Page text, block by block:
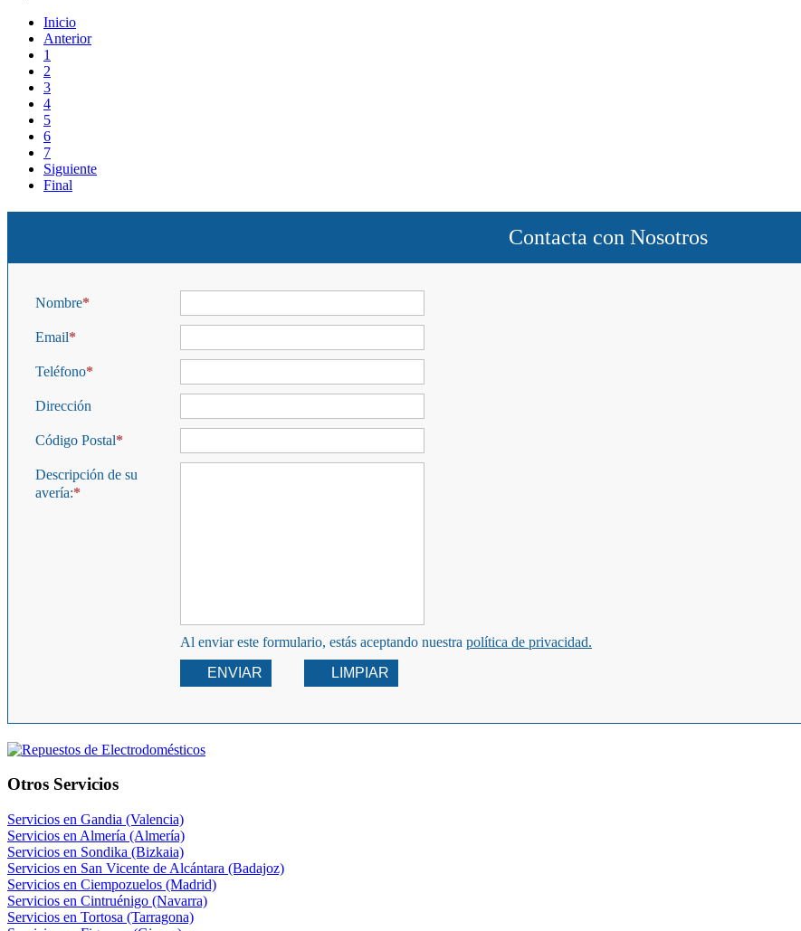
Inicio
Anterior
1
2
3
4
5
6
7
Siguiente
Final
Contacta con Nosotros
Nombre
Email
Teléfono
Dirección
Código Postal
Descripción de su
avería:
Al enviar este formulario, estás aceptando nuestra política de privacidad.
ENVIAR
LIMPIAR
Otros Servicios
Servicios en Gandia (Valencia)
Servicios en Almería (Almería)
Servicios en Sondika (Bizkaia)
Servicios en San Vicente de Alcántara (Badajoz)
Servicios en Ciempozuelos (Madrid)
Servicios en Cintruénigo (Navarra)
Servicios en Tortosa (Tarragona)